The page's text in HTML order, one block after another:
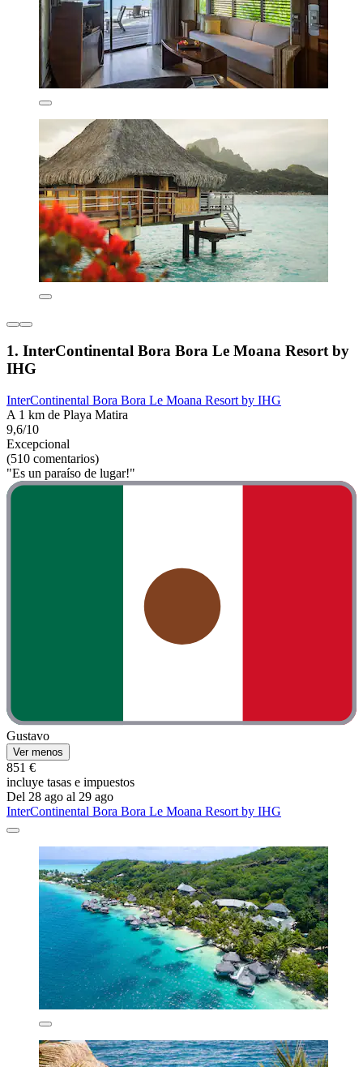
1. InterContinental Bora Bora Le Moana Resort by
IHG
InterContinental Bora Bora Le Moana Resort by IHG
A 1 km de Playa Matira
9,6/10
Excepcional
(510 comentarios)
"Es un paraíso de lugar!"
Gustavo
Ver menos
851 €
incluye tasas e impuestos
Del 28 ago al 29 ago
InterContinental Bora Bora Le Moana Resort by IHG